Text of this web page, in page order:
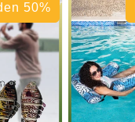
50%